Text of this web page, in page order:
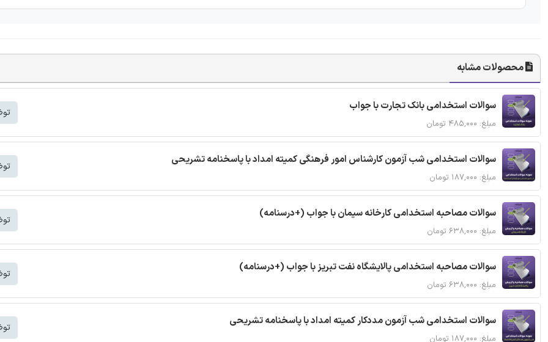
محصولات مشابه
سوالات استخدامی بانک تجارت با جواب
مبلغ: ۴۸۵,۰۰۰ تومان
سوالات استخدامی شب آزمون کارشناس امور فرهنگی کمیته امداد با پاسخنامه تشریحی
مبلغ: ۱۸۷,۰۰۰ تومان
سوالات مصاحبه استخدامی کارخانه سیمان با جواب (+درسنامه)
مبلغ: ۶۳۸,۰۰۰ تومان
سوالات مصاحبه استخدامی پالایشگاه نفت تبریز با جواب (+درسنامه)
مبلغ: ۶۳۸,۰۰۰ تومان
سوالات استخدامی شب آزمون مددکار کمیته امداد با پاسخنامه تشریحی
مبلغ: ۱۸۷,۰۰۰ تومان